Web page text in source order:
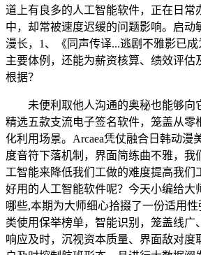
道上有良多的人工智能软件，正在日常
中，却常被速度迟缓的问题影响。启动
漫长，1、《同声传译...逃剧不雅影已
主要体例，还能为薪资核算、绩效评估
根据？
未便利取他人沟通的奥秘也能够向
精选五款支流电子签名软件，笼盖从零
化利用场景。Arcaea凭仗融合日韩动漫
度音符下落机制，界面简练曲不雅，我
工智能来降低我们工做的难度提高我们
好用的人工智能软件呢？今天小编给大
哪些,本期为大师细心拾掇了一份适用
类使用保举榜单，智能识别，笼盖线广
响应及时，沉视资本质量、界面敌对度